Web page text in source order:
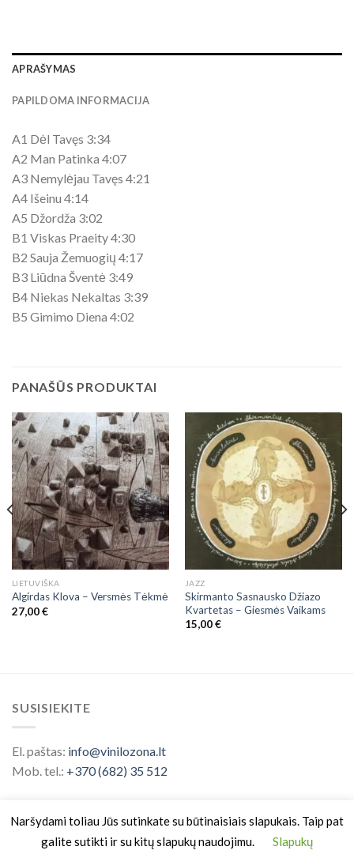
APRAŠYMAS
PAPILDOMA INFORMACIJA
A1 Dėl Tavęs 3:34
A2 Man Patinka 4:07
A3 Nemylėjau Tavęs 4:21
A4 Išeinu 4:14
A5 Džordža 3:02
B1 Viskas Praeity 4:30
B2 Sauja Žemuogių 4:17
B3 Liūdna Šventė 3:49
B4 Niekas Nekaltas 3:39
B5 Gimimo Diena 4:02
PANAŠŪS PRODUKTAI
LIETUVIŠKA
Algirdas Klova ‎– Versmės Tėkmė
27,00€
JAZZ
Skirmanto Sasnausko Džiazo
Kvartetas ‎– Giesmės Vaikams
15,00€
SUSISIEKITE
El. paštas: info@vinilozona.lt
Mob. tel.: +370 (682) 35 512
Naršydami toliau Jūs sutinkate su būtinaisiais slapukais. Taip pat
galite sutikti ir su kitų slapukų naudojimu.
Slapukų